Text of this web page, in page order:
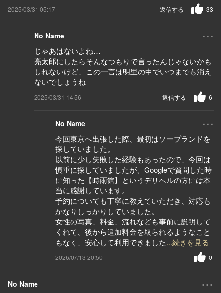
2025/03/31 05:17 33
返信する
No Name ...
じゃあはないよね…
亮太郎にしたらそんなつもりで言ったんじゃないかも
しれないけど、この一言は明里の中でいつまでも消え
ないでしょうね
2025/03/31 14:56 6
返信する
No Name ...
今回東京へ出張した際、最初はソープランドを
探していました。
以前に少し失敗した経験もあったので、今回は
慎重に探していましたが、Googleで質問した時
に知った【時雨館】というデリヘルの方には本
当に感謝しています。
予約についても丁寧に教えていただき、対応も
かなりしっかりしていました。
女性の写真、料金、流れなども事前に説明して
くれて、後から追加料金を取られるようなこと
もなく、安心して利用できました...続きを見る
2026/07/13 20:50 0
No Name ...